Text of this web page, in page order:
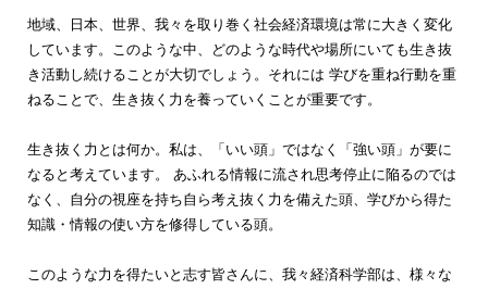
地域、日本、世界、我々を取り巻く社会経済環境は常に大きく変化
しています。このような中、どのような時代や場所にいても生き抜
き活動し続けることが大切でしょう。それには 学びを重ね行動を重
ねることで、生き抜く力を養っていくことが重要です。
生き抜く力とは何か。私は、「いい頭」ではなく「強い頭」が要に
なると考えています。 あふれる情報に流され思考停止に陥るのでは
なく、自分の視座を持ち自ら考え抜く力を備えた頭、学びから得た
知識・情報の使い方を修得している頭。
このような力を得たいと志す皆さんに、我々経済科学部は、様々な